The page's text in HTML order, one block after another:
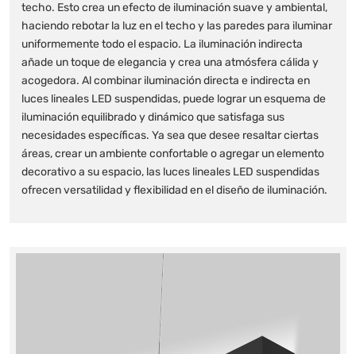
techo. Esto crea un efecto de iluminación suave y ambiental,
haciendo rebotar la luz en el techo y las paredes para iluminar
uniformemente todo el espacio. La iluminación indirecta
añade un toque de elegancia y crea una atmósfera cálida y
acogedora. Al combinar iluminación directa e indirecta en
luces lineales LED suspendidas, puede lograr un esquema de
iluminación equilibrado y dinámico que satisfaga sus
necesidades específicas. Ya sea que desee resaltar ciertas
áreas, crear un ambiente confortable o agregar un elemento
decorativo a su espacio, las luces lineales LED suspendidas
ofrecen versatilidad y flexibilidad en el diseño de iluminación.